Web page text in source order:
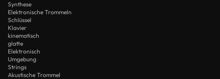
Synthese
Elektronische Trommeln
Schlüssel
Klavier
kinematisch
glatte
Elektronisch
Umgebung
Strings
Akustische Trommel